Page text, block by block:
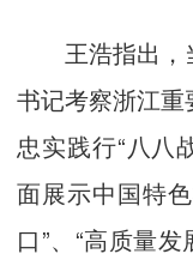
王浩指出，
书记考察浙江重
忠实践行“八八
面展示中国特
口”、“高质量